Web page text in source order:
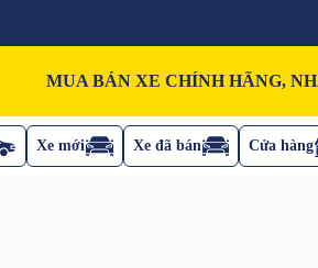
MUA BÁN XE CHÍNH HÃNG,
Xe mới Xe đã bán Cửa hàng